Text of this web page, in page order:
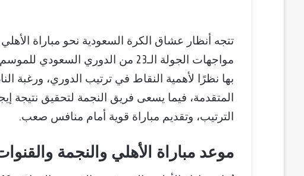
تتجه أنظار عشاق الكرة السعودية نحو مباراة
بها نظرًا لأهمية النقاط في ترتيب الدوري، ورغبة
المتقدمة، فيما يسعى فريق النجمة لتحقيق نتيجة
الترتيب، وتقديم مباراة قوية أمام منافس صعب.
موعد مباراة الأهلي والنجمة